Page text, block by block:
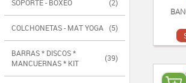
SOPORTE - BOXEO (2)
COLCHONETAS - MAT YOGA (5)
BARRAS * DISCOS *
MANCUERNAS * KIT
(39)